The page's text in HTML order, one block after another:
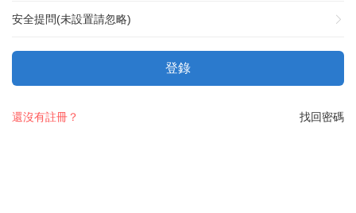
安全提問(未設置請忽略)
登錄
找回密碼
還沒有註冊？